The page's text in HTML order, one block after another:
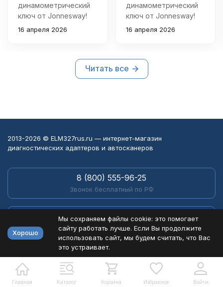
динамометрический
ключ от Jonnesway!
Удобная рукоять,
16 апреля 2026
динамометрический
ключ от Jonnesway!
Удобная рукоять,
Использую его
регулярно при
обслуживании
16 апреля 2026
Читать все
Главная Каталог Корзина Избранное Войти
2013-2026 © ELM327rus.ru — интернет-магазин
диагностических адаптеров и автосканеров
8 (800) 555-96-25
Звонок бесплатный по РФ
+7 (495) 230-62-63
Для звонков из г. Москва
Написать в мессенджеры:
Написать в Telegram
Хорошо
Мы сохраняем файлы cookie: это помогает
сайту работать лучше. Если Вы продолжите
использовать сайт, мы будем считать, что Вас
это устраивает.